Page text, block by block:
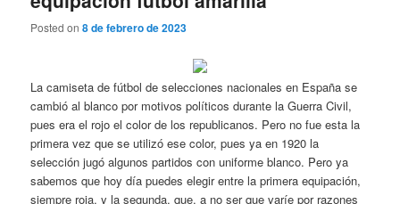
Posted on8 de febrero de 2023
La camiseta de fútbol de selecciones nacionales en España se
cambió al blanco por motivos políticos durante la Guerra Civil,
pues era el rojo el color de los republicanos. Pero no fue esta la
primera vez que se utilizó ese color, pues ya en 1920 la
selección jugó algunos partidos con uniforme blanco. Pero ya
sabemos que hoy día puedes elegir entre la primera equipación,
siempre roja, y la segunda, que, a no ser que varíe por razones